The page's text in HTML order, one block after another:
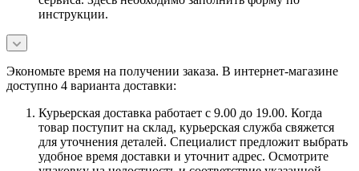
инструкции.
Экономьте время на получении заказа. В интернет-магазине
доступно 4 варианта доставки:
Курьерская доставка работает с 9.00 до 19.00. Когда
товар поступит на склад, курьерская служба свяжется
для уточнения деталей. Специалист предложит выбрать
удобное время доставки и уточнит адрес. Осмотрите